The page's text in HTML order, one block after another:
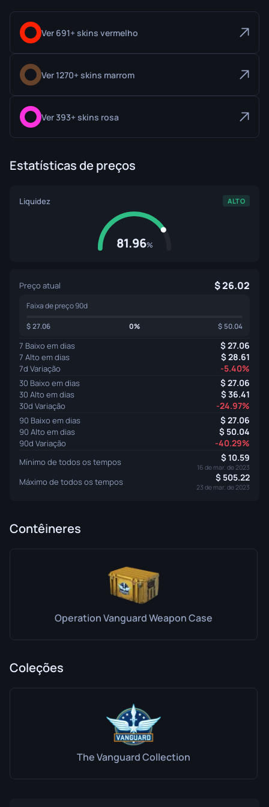
Ver 691+ skins vermelho
Ver 1270+ skins marrom
Ver 393+ skins rosa
Estatísticas de preços
Liquidez ALTO
81.96%
Preço atual 26.02
Faixa de preço 90d
27.06 0% 50.04
7 Baixo em dias 27.06
7 Alto em dias 28.61
7d Variação -5.40%
30 Baixo em dias 27.06
30 Alto em dias 36.41
30d Variação -24.97%
90 Baixo em dias 27.06
90 Alto em dias 50.04
90d Variação -40.29%
Mínimo de todos os tempos 10.59
16 de mar. de 2023
Máximo de todos os tempos 505.22
23 de mar. de 2023
Contêineres
Operation Vanguard Weapon Case
Coleções
The Vanguard Collection